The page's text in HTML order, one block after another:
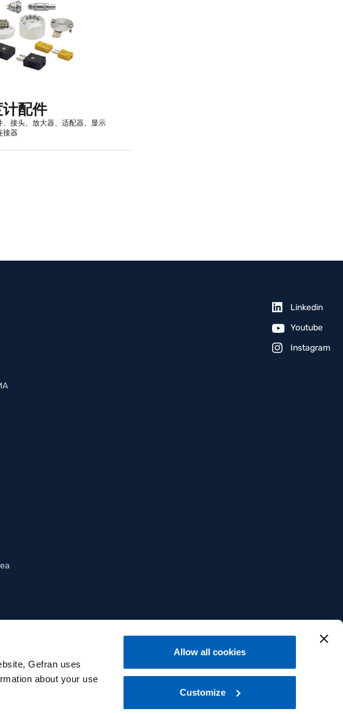
Gefran uses
about your use
Allow all cookies
Customize
配件
、接头、放大器、适配器、显示
接器
Linkedin
Youtube
Instagram